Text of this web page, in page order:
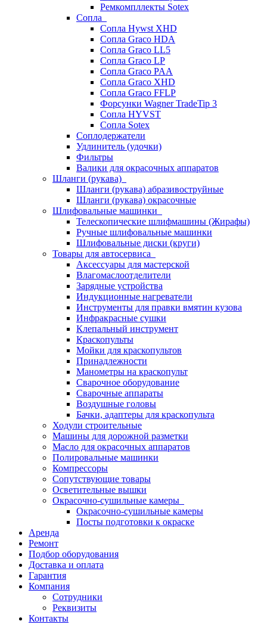
Ремкомпллекты Sotex
Сопла
Сопла Hywst XHD
Сопла Graco HDA
Сопла Graco LL5
Сопла Graco LP
Сопла Graco PAA
Сопла Graco XHD
Сопла Graco FFLP
Форсунки Wagner TradeTip 3
Сопла HYVST
Сопла Sotex
Соплодержатели
Удлинитель (удочки)
Фильтры
Валики для окрасочных аппаратов
Шланги (рукава)
Шланги (рукава) абразивоструйные
Шланги (рукава) окрасочные
Шлифовальные машинки
Телескопические шлифмашины (Жирафы)
Ручные шлифовальные машинки
Шлифовальные диски (круги)
Товары для автосервиса
Аксессуары для мастерской
Влагомаслоотделители
Зарядные устройства
Индукционные нагреватели
Инструменты для правки вмятин кузова
Инфракрасные сушки
Клепальный инструмент
Краскопульты
Мойки для краскопультов
Принадлежности
Манометры на краскопульт
Сварочное оборудование
Сварочные аппараты
Воздушные головы
Бачки, адаптеры для краскопульта
Ходули строительные
Машины для дорожной разметки
Масло для окрасочных аппаратов
Полировальные машинки
Компрессоры
Сопутствующие товары
Осветительные вышки
Окрасочно-сушильные камеры
Окрасочно-сушильные камеры
Посты подготовки к окраске
Аренда
Ремонт
Подбор оборудования
Доставка и оплата
Гарантия
Компания
Сотрудники
Реквизиты
Контакты